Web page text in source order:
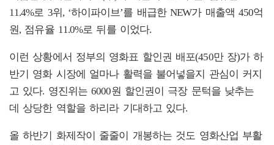
11.4%로 3위, ‘하이파이브’를 배급한 NEW가 매출액 450억
원, 점유율 11.0%로 뒤를 이었다.
이런 상황에서 정부의 영화표 할인권 배포(450만 장)가 하
반기 영화 시장에 얼마나 활력을 불어넣을지 관심이 커지
고 있다. 영진위는 6000원 할인권이 극장 문턱을 낮추는
데 상당한 역할을 하리라 기대하고 있다.
올 하반기 화제작이 줄줄이 개봉하는 것도 영화산업 부활